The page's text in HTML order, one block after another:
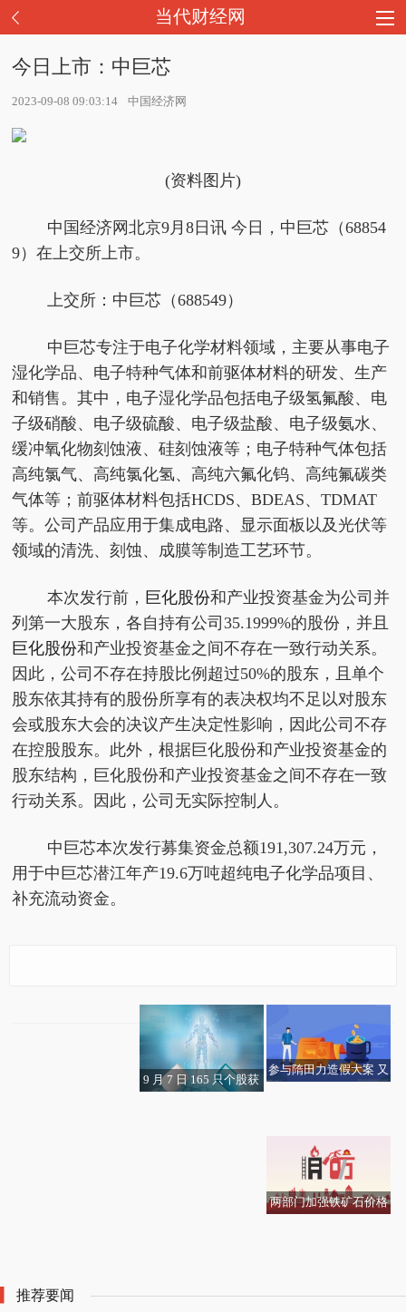
当代财经网
今日上市：中巨芯
2023-09-08 09:03:14 中国经济网
(资料图片)
中国经济网北京9月8日讯 今日，中巨芯（68854
9）在上交所上市。
上交所：中巨芯（688549）
中巨芯专注于电子化学材料领域，主要从事电子
湿化学品、电子特种气体和前驱体材料的研发、生产
和销售。其中，电子湿化学品包括电子级氢氟酸、电
子级硝酸、电子级硫酸、电子级盐酸、电子级氨水、
缓冲氧化物刻蚀液、硅刻蚀液等；电子特种气体包括
高纯氯气、高纯氯化氢、高纯六氟化钨、高纯氟碳类
气体等；前驱体材料包括HCDS、BDEAS、TDMAT
等。公司产品应用于集成电路、显示面板以及光伏等
领域的清洗、刻蚀、成膜等制造工艺环节。
本次发行前， 巨化股份和产业投资基金为公司并
列第一大股东，各自持有公司35.1999%的股份，并且
巨化股份和产业投资基金之间不存在一致行动关系。
因此，公司不存在持股比例超过50%的股东，且单个
股东依其持有的股份所享有的表决权均不足以对股东
会或股东大会的决议产生决定性影响，因此公司不存
在控股股东。此外，根据巨化股份和产业投资基金的
股东结构，巨化股份和产业投资基金之间不存在一致
行动关系。因此，公司无实际控制人。
中巨芯本次发行募集资金总额191,307.24万元，
用于中巨芯潜江年产19.6万吨超纯电子化学品项目、
补充流动资金。
9 月 7 日 165 只个股获
参与隋田力造假大案 又
项重要突破
两部门加强铁矿石价格
推荐要闻